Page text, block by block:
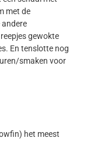
met de
andere
gewokte
En tenslotte nog
smaken voor
het meest